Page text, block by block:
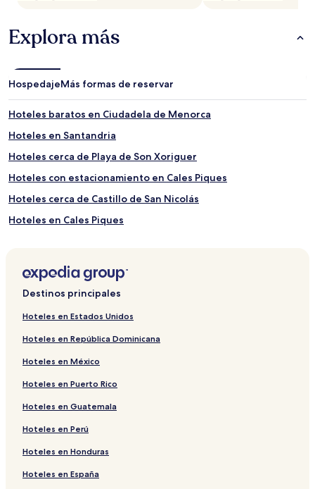
Explora más
HospedajeMás formas de reservar
Hoteles baratos en Ciudadela de Menorca
Hoteles en Santandria
Hoteles cerca de Playa de Son Xoriguer
Hoteles con estacionamiento en Cales Piques
Hoteles cerca de Castillo de San Nicolás
Hoteles en Cales Piques
Hoteles con estacionamiento cerca de Playa Cala es Talaier
Departamentos en Ciudadela de Menorca
Hoteles que aceptan mascotas en Ciudadela de Menorca
Hoteles en Cala en Blanes
Hoteles de playa cerca de Playa Cala Macarella
Hoteles cerca de Hipódromo Torre del Ram
Apart-Hoteles en Cala'n Bosch
Hoteles de lujo en Son Xoriguer
Destinos principales
Hoteles en Estados Unidos
Hoteles en República Dominicana
Hoteles en México
Hoteles en Puerto Rico
Hoteles en Guatemala
Hoteles en Perú
Hoteles en Honduras
Hoteles en España